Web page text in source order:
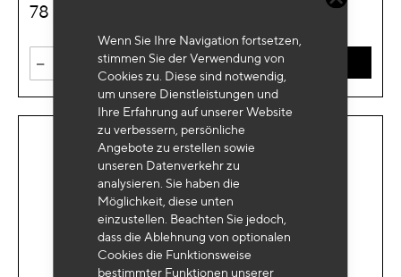
Wenn Sie Ihre Navigation fortsetzen,
stimmen Sie der Verwendung von
Cookies zu. Diese sind notwendig,
um unsere Dienstleistungen und
Ihre Erfahrung auf unserer Website
zu verbessern, persönliche
Angebote zu erstellen sowie
unseren Datenverkehr zu
analysieren. Sie haben die
Möglichkeit, diese unten
einzustellen. Beachten Sie jedoch,
dass die Ablehnung von optionalen
Cookies die Funktionsweise
bestimmter Funktionen unserer
78
- IN DEN WARENKORB